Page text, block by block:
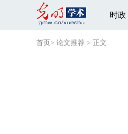
时政
首页 > 论文推荐 > 正文